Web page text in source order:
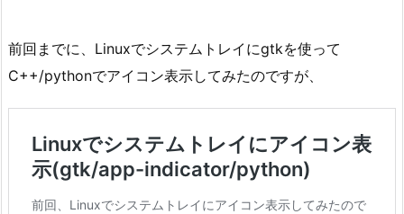
前回までに、Linuxでシステムトレイにgtkを使って
C++/pythonでアイコン表示してみたのですが、